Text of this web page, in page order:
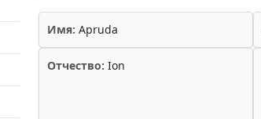
Имя: Apruda
Отчество: Ion